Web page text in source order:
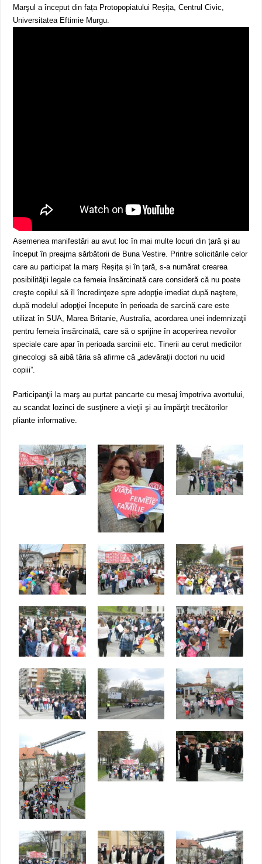
Marşul a început din fața Protopopiatului Reșița, Centrul Civic,
Universitatea Eftimie Murgu.
Asemenea manifestări au avut loc în mai multe locuri din țară și au
început în preajma sărbătorii de Buna Vestire. Printre solicitările celor
care au participat la marș Reșița și în țară, s-a numărat crearea
posibilităţii legale ca femeia însărcinată care consideră că nu poate
creşte copilul să îl încredinţeze spre adopţie imediat după naştere,
după modelul adopţiei începute în perioada de sarcină care este
utilizat în SUA, Marea Britanie, Australia, acordarea unei indemnizaţii
pentru femeia însărcinată, care să o sprijine în acoperirea nevoilor
speciale care apar în perioada sarcinii etc. Tinerii au cerut medicilor
ginecologi să aibă tăria să afirme că „adevăraţii doctori nu ucid
copiii”.
Participanţii la marş au purtat pancarte cu mesaj împotriva avortului,
au scandat lozinci de susţinere a vieţii şi au împărţit trecătorilor
pliante informative.